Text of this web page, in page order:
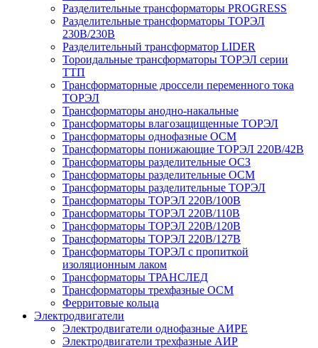
Разделительные трансформаторы PROGRESS
Разделительные трансформаторы ТОРЭЛ
230В/230В
Разделительный трансформатор LIDER
Тороидальные трансформаторы ТОРЭЛ серии
ТТП
Трансформаторные дроссели переменного тока
ТОРЭЛ
Трансформаторы анодно-накальные
Трансформаторы влагозащищенные ТОРЭЛ
Трансформаторы однофазные ОСМ
Трансформаторы понижающие ТОРЭЛ 220В/42В
Трансформаторы разделительные ОСЗ
Трансформаторы разделительные ОСМ
Трансформаторы разделительные ТОРЭЛ
Трансформаторы ТОРЭЛ 220В/100В
Трансформаторы ТОРЭЛ 220В/110В
Трансформаторы ТОРЭЛ 220В/120В
Трансформаторы ТОРЭЛ 220В/127В
Трансформаторы ТОРЭЛ с пропиткой
изоляционным лаком
Трансформаторы ТРАНСЛЕД
Трансформаторы трехфазные ОСМ
Ферритовые кольца
Электродвигатели
Электродвигатели однофазные АИРЕ
Электродвигатели трехфазные АИР